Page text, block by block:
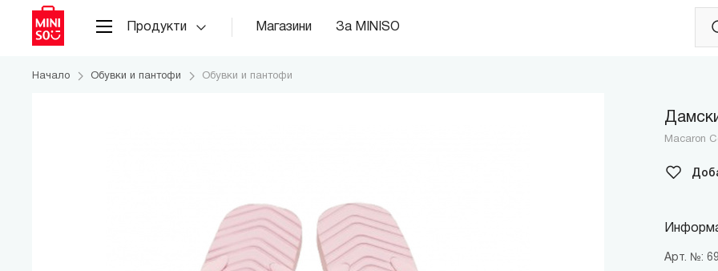
Продукти Магазини За MINISO
Начало Обувки и пантофи Обувки и пантофи
Macaron
Арт. №: